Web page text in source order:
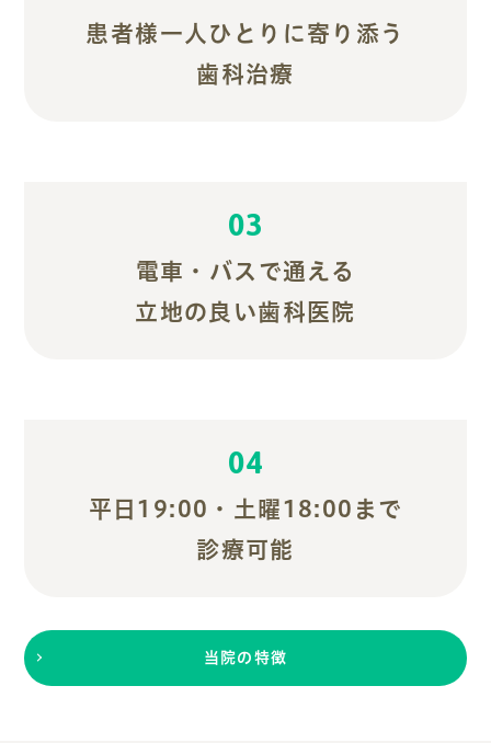
患者様一人ひとりに寄り添う
歯科治療
03
電車・バスで通える
立地の良い歯科医院
04
平日19:00・土曜18:00まで
診療可能
当院の特徴